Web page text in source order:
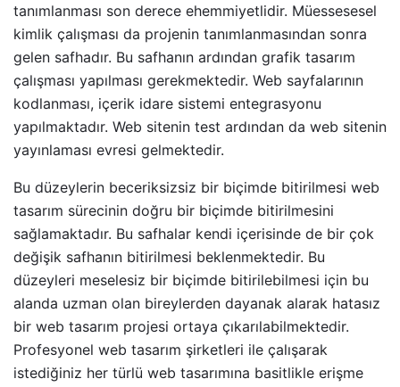
tanımlanması son derece ehemmiyetlidir. Müessesesel
kimlik çalışması da projenin tanımlanmasından sonra
gelen safhadır. Bu safhanın ardından grafik tasarım
çalışması yapılması gerekmektedir. Web sayfalarının
kodlanması, içerik idare sistemi entegrasyonu
yapılmaktadır. Web sitenin test ardından da web sitenin
yayınlaması evresi gelmektedir.
Bu düzeylerin beceriksizsiz bir biçimde bitirilmesi web
tasarım sürecinin doğru bir biçimde bitirilmesini
sağlamaktadır. Bu safhalar kendi içerisinde de bir çok
değişik safhanın bitirilmesi beklenmektedir. Bu
düzeyleri meselesiz bir biçimde bitirilebilmesi için bu
alanda uzman olan bireylerden dayanak alarak hatasız
bir web tasarım projesi ortaya çıkarılabilmektedir.
Profesyonel web tasarım şirketleri ile çalışarak
istediğiniz her türlü web tasarımına basitlikle erişme